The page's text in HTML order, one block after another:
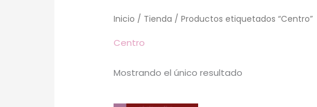
Inicio / Tienda / Productos etiquetados “Centro”
Centro
Mostrando el único resultado